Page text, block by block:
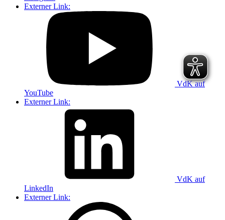
Externer Link:
VdK auf
YouTube
Externer Link:
VdK auf
LinkedIn
Externer Link: